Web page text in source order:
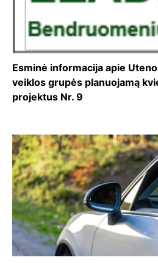
Esminė informacija apie
veiklos grupės planuojamą
projektus Nr. 9